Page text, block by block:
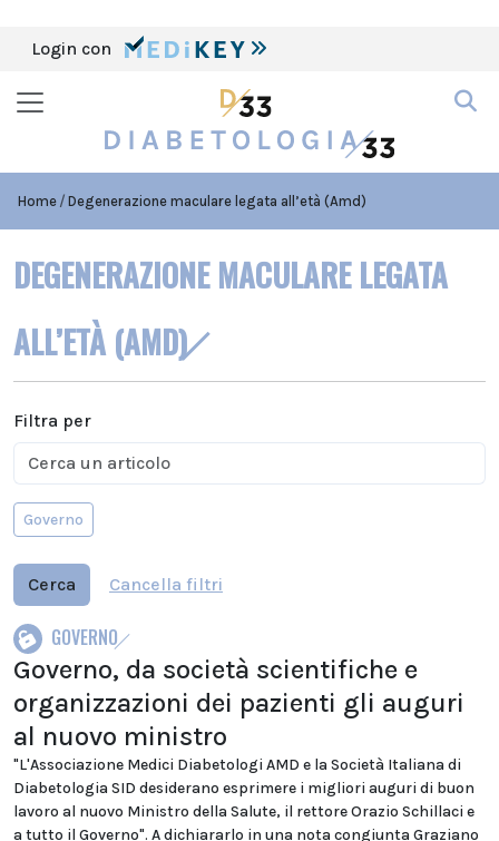
Login con
Home Degenerazione maculare legata all’età (Amd)
DEGENERAZIONE MACULARE LEGATA
ALL’ETÀ (AMD)
Filtra per
Governo
Cerca Cancella filtri
GOVERNO
Governo, da società scientifiche e
organizzazioni dei pazienti gli auguri
al nuovo ministro
"L'Associazione Medici Diabetologi AMD e la Società Italiana di
Diabetologia SID desiderano esprimere i migliori auguri di buon
lavoro al nuovo Ministro della Salute, il rettore Orazio Schillaci e
a tutto il Governo". A dichiararlo in una nota congiunta Graziano